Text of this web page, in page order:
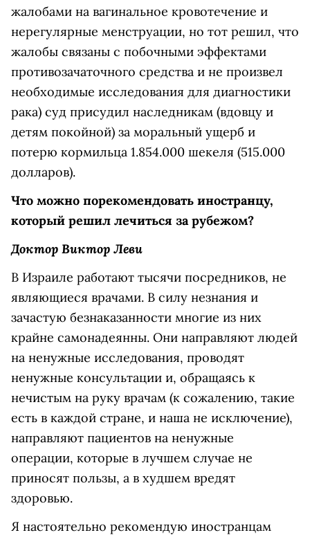
жалобами на вагинальное кровотечение и
нерегулярные менструации, но тот решил, что
жалобы связаны с побочными эффектами
противозачаточного средства и не произвел
необходимые исследования для диагностики
рака) суд присудил наследникам (вдовцу и
детям покойной) за моральный ущерб и
потерю кормильца 1.854.000 шекеля (515.000
долларов).
Что можно порекомендовать иностранцу,
который решил лечиться за рубежом?
Доктор Виктор Леви
В Израиле работают тысячи посредников, не
являющиеся врачами. В силу незнания и
зачастую безнаказанности многие из них
крайне самонадеянны. Они направляют людей
на ненужные исследования, проводят
ненужные консультации и, обращаясь к
нечистым на руку врачам (к сожалению, такие
есть в каждой стране, и наша не исключение),
направляют пациентов на ненужные
операции, которые в лучшем случае не
приносят пользы, а в худшем вредят
здоровью.
Я настоятельно рекомендую иностранцам